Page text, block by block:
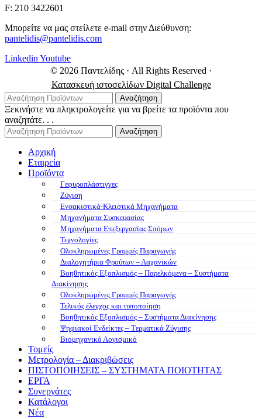
F: 210 3422601
Μπορείτε να μας στείλετε e-mail στην Διεύθυνση:
pantelidis@pantelidis.com
Linkedin Youtube
© 2026 Παντελίδης · All Rights Reserved ·
Κατασκευή ιστοσελίδων Digital Challenge
Αναζήτηση
Ξεκινήστε να πληκτρολογείτε για να βρείτε τα προϊόντα που
αναζητάτε. . .
Αναζήτηση
Αρχική
Εταιρεία
Προϊόντα
Γεφυροπλάστιγγες
Ζύγιση
Ενσακιστικά-Κλειστικά Μηχανήματα
Μηχανήματα Συσκευασίας
Μηχανήματα Επεξεργασίας Σπόρων
Τεχνολογίες
Ολοκληρωμένες Γραμμές Παραγωγής
Διαλογητήρια Φρούτων – Λαχανικών
Βοηθητικός Εξοπλισμός – Παρελκόμενα – Συστήματα
Διακίνησης
Ολοκληρωμένες Γραμμές Παραγωγής
Τελικός έλεγχος και τυποποίηση
Βοηθητικός Εξοπλισμός – Συστήματα Διακίνησης
Ψηφιακοί Ενδείκτες – Tερματικά Ζύγισης
Βιομηχανικό Λογισμικό
Τομείς
Μετρολογία – Διακριβώσεις
ΠΙΣΤΟΠΟΙΗΣΕΙΣ – ΣΥΣΤΗΜΑΤΑ ΠΟΙΟΤΗΤΑΣ
ΕΡΓΑ
Συνεργάτες
Κατάλογοι
Νέα